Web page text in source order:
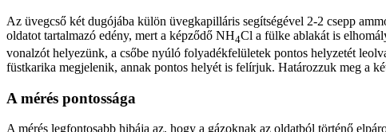
Az üvegcső két dugójába külön üvegkapilláris segítségével 2-2 csepp
oldatot tartalmazó edény, mert a képződő NH4Cl a fülke ablakát is
vonalzót helyezünk, a csőbe nyúló folyadékfelületek pontos helyzetét
füstkarika megjelenik, annak pontos helyét is felírjuk. Határozzuk meg a
A mérés pontossága
A mérés legfontosabb hibája az, hogy a gázoknak az oldatból történő